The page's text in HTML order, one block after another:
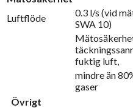
Luftflöde
0.3 l/s (vid
SWA 10)
fuktig luft,
mindre än
gaser
Övrigt